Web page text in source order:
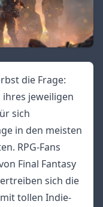
die Frage:
ihres jeweiligen
sich
in den meisten
RPG-Fans
Final Fantasy
sich die
tollen Indie-